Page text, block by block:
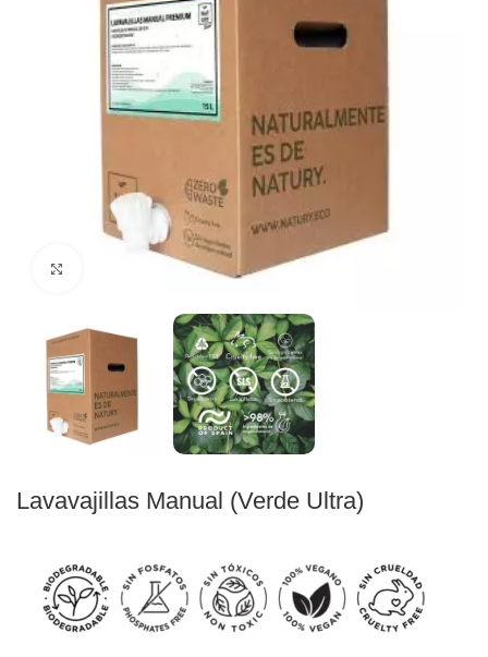
Lavavajillas Manual (Verde Ultra)